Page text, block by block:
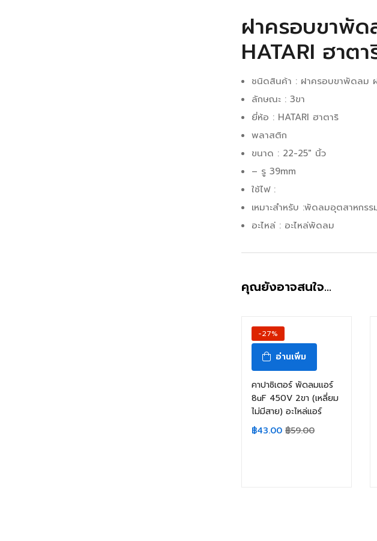
ฝาครอบขาพัด
HATARI ฮาต
ชนิดสินค้า : ฝาครอบขาพัดลม ฝ
ลักษณะ : 3ขา
ยี่ห้อ : HATARI ฮาตาริ
พลาสติก
ขนาด : 22-25″ นิ้ว
– รู 39mm
ใช้ไฟ :
เหมาะสำหรับ :พัดลมอุตสาหกรร
อะไหล่ : อะไหล่พัดลม
คุณยังอาจสนใจ…
-27%
อ่านเพิ่ม
คาปาซิเตอร์ พัดลมแอร์
8uF 450V 2ขา (เหลี่ยม
ไม่มีสาย) อะไหล่แอร์
฿43.00 ฿59.00